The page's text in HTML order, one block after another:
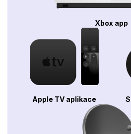
Xbox app
Apple TV aplikace